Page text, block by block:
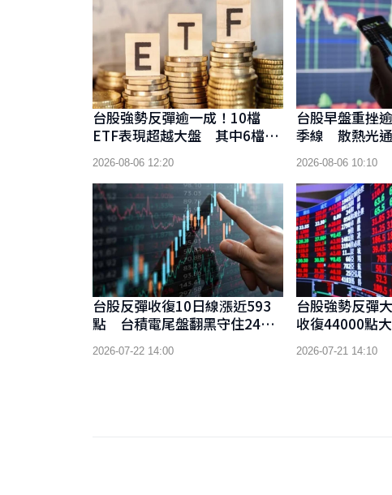
台股強勢反彈逾一成！10檔
ETF表現超越大盤 其中6檔報
2026-08-06 12:20
台股早盤重挫
季線 散熱光
2026-08-06 10:10
台股反彈收復10日線漲近593
點 台積電尾盤翻黑守住2400
2026-07-22 14:00
台股強勢反彈
收復44000點
2026-07-21 14:10